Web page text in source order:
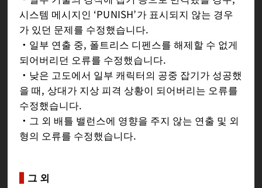
시스템 메시지인 ‘PUNISH’가 표시되지 않는 경우
가 있던 문제를 수정했습니다.
・일부 연출 중, 폴트리스 디펜스를 해제할 수 없게
되어버리던 오류를 수정했습니다.
・낮은 고도에서 일부 캐릭터의 공중 잡기가 성공했
을 때, 상대가 지상 피격 상황이 되어버리는 오류를
수정했습니다.
・그 외 배틀 밸런스에 영향을 주지 않는 연출 및 외
형의 오류를 수정했습니다.
그 외